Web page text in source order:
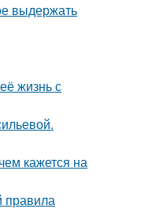
выдержать
жизнь с
кажется на
правила